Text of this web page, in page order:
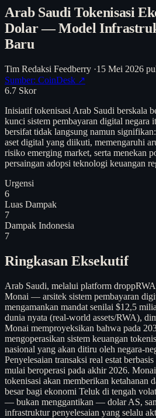
Arab Saudi Tokenisasi
Dolar — Model
Baru
Tim Redaksi Feedberry ·15 Mei 2026
Sumber: CoinDesk ↗
6.7 Skor
Inisiatif tokenisasi Arab Saudi berskala
kunci sistem pembayaran digital negara
bersifat tidak langsung namun
aset digital yang diikuti, memengaruhi
risiko emerging market, serta menekan
persaingan adopsi teknologi keuangan
Urgensi
6
Luas Dampak
7
Dampak Indonesia
7
Ringkasan Eksekutif
Arab Saudi, melalui platform
Monai — arsitek sistem pembayaran
mengamankan mandat senilai $12,5
dunia nyata (real-world assets/RWA),
Monai memproyeksikan bahwa pada
mengoperasikan sistem keuangan
nasional yang akan ditiru oleh negara-
Penyelesaian transaksi real estat
mulai beroperasi pada akhir 2026.
tokenisasi akan memberikan ketahanan
besar bagi ekonomi Teluk di tengah
— bukan menggantikan — dolar AS,
infrastruktur penyelesaian yang selalu